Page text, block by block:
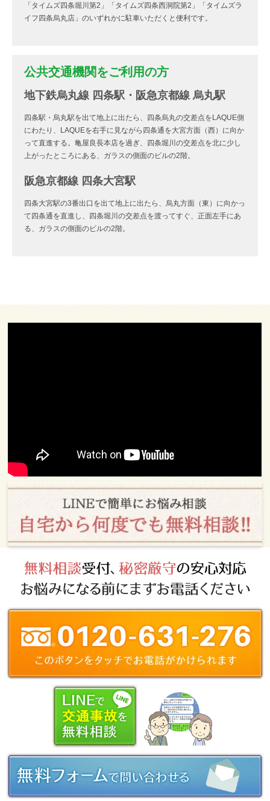
「タイムズ四条堀川第2」「タイムズ四条西洞院第2」「タイムズラ
イフ四条烏丸店」のいずれかに駐車いただくと便利です。
公共交通機関をご利用の方
地下鉄烏丸線 四条駅・阪急京都線 烏丸駅
四条駅・烏丸駅を出て地上に出たら、四条烏丸の交差点をLAQUE側
にわたり、LAQUEを右手に見ながら四条通を大宮方面（西）に向か
って直進する。亀屋良長本店を過ぎ、四条堀川の交差点を北に少し
上がったところにある、ガラスの側面のビルの2階。
阪急京都線 四条大宮駅
四条大宮駅の3番出口を出て地上に出たら、烏丸方面（東）に向かっ
て四条通を直進し、四条堀川の交差点を渡ってすぐ、正面左手にあ
る、ガラスの側面のビルの2階。